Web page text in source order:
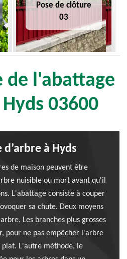
Pose de clôture
03
de l'abattage
03600
à Hyds
de maison peuvent être
nuisible ou mort avant qu'il
L'abattage consiste à couper
sa chute. Deux moyens
Les branches plus grosses
pour ne pas empêcher l'arbre
L'autre méthode, le